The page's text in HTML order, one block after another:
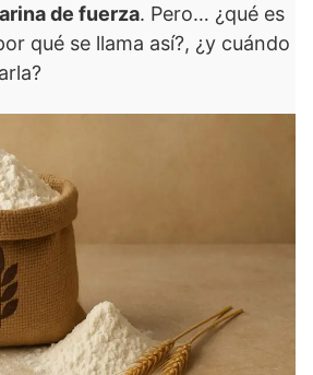
de fuerza. Pero… ¿qué es
qué se llama así?, ¿y cuándo